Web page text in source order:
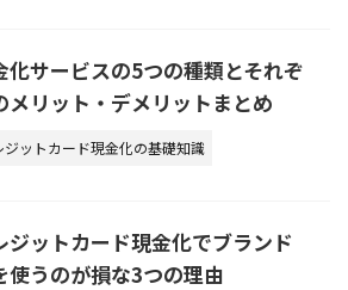
化サービスの5つの種類とそれぞ
メリット・デメリットまとめ
ジットカード現金化の基礎知識
ジットカード現金化でブランド
使うのが損な3つの理由